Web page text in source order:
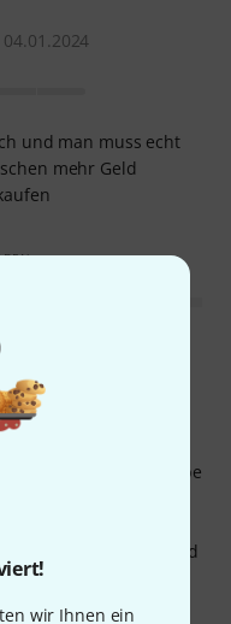
wir Ihnen ein
und man muss echt
mehr Geld
werden. Ich habe
musste beide male
oder am kleinen
Kabel sehr robust und
Fummelarbeit da
löten und das